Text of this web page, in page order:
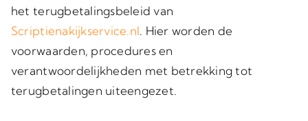
het terugbetalingsbeleid van
Scriptienakijkservice.nl . Hier worden de
voorwaarden, procedures en
verantwoordelijkheden met betrekking tot
terugbetalingen uiteengezet.